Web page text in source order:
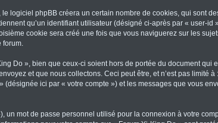
logiciel phpBB créera un certain nombre de cookies, qui sont
qu’un identifiant utilisateur (désigné ci-après par « user-id
cookie sera créé une fois que vous naviguerez sur les
forum.
Do », bien que ceux-ci soient hors de portée du document qui
et que nous collectons. Ceci peut être, et n’est pas limité
ici par « votre compte ») et les messages que vous
mot de passe personnel utilisé pour la connexion à votre